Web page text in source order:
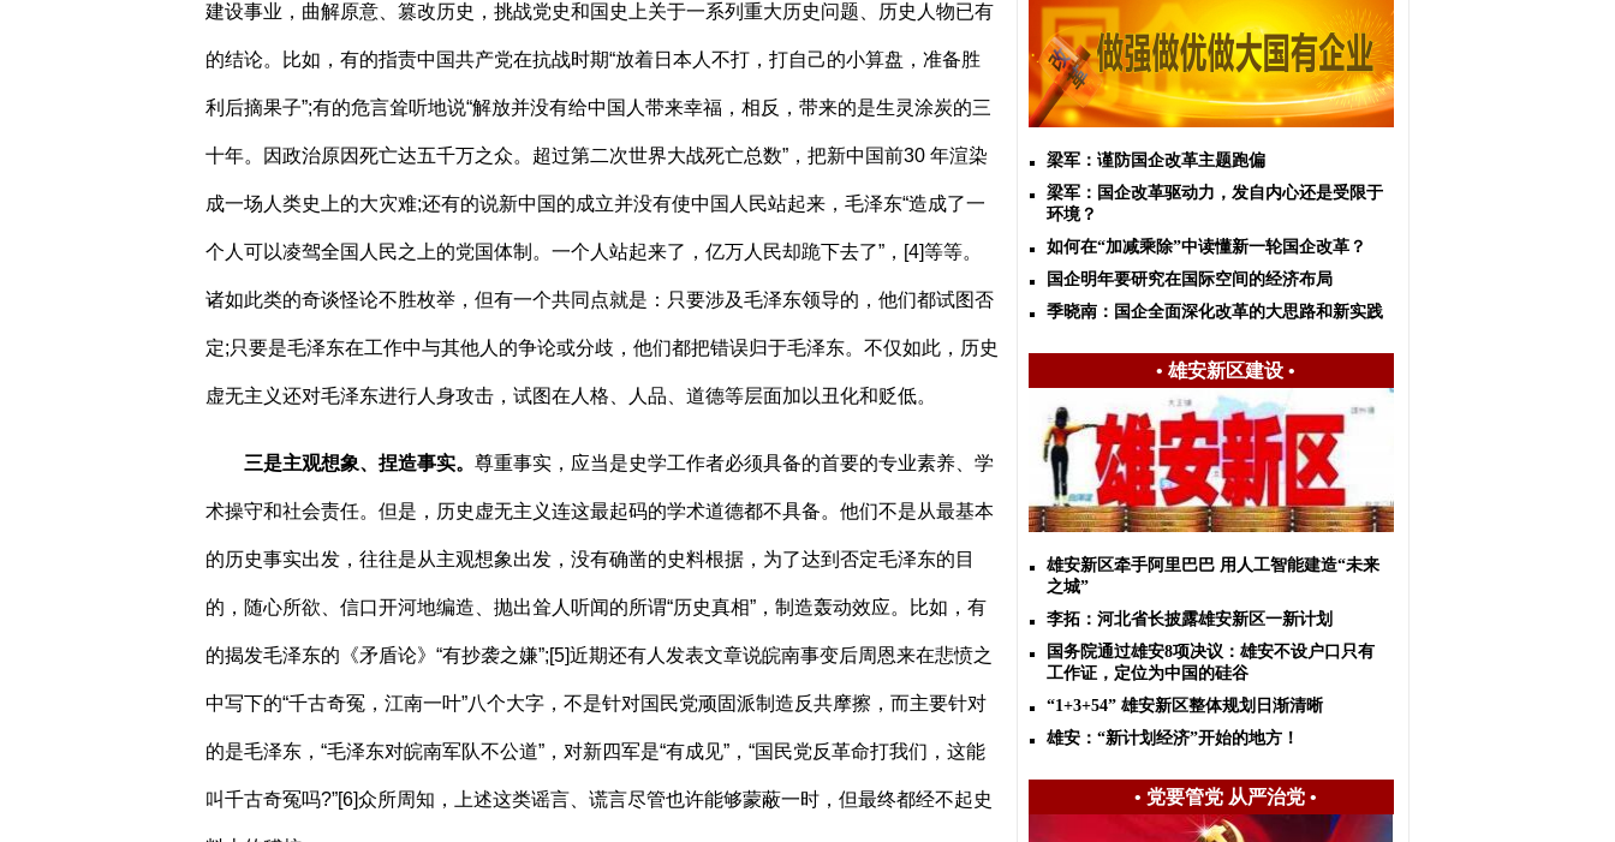
建设事业，曲解原意、篡改历史，挑战党史和国史上关于一系列重大历史问题、历史人物已有
的结论。比如，有的指责中国共产党在抗战时期“放着日本人不打，打自己的小算盘，准备胜
利后摘果子”;有的危言耸听地说“解放并没有给中国人带来幸福，相反，带来的是生灵涂炭的三
十年。因政治原因死亡达五千万之众。超过第二次世界大战死亡总数”，把新中国前30 年渲染
成一场人类史上的大灾难;还有的说新中国的成立并没有使中国人民站起来，毛泽东“造成了一
个人可以凌驾全国人民之上的党国体制。一个人站起来了，亿万人民却跪下去了”， [4]等等。
诸如此类的奇谈怪论不胜枚举，但有一个共同点就是：只要涉及毛泽东领导的，他们都试图否
定;只要是毛泽东在工作中与其他人的争论或分歧，他们都把错误归于毛泽东。不仅如此，历史
虚无主义还对毛泽东进行人身攻击，试图在人格、人品、道德等层面加以丑化和贬低。
三是主观想象、捏造事实。 尊重事实，应当是史学工作者必须具备的首要的专业素养、学
术操守和社会责任。但是，历史虚无主义连这最起码的学术道德都不具备。他们不是从最基本
的历史事实出发，往往是从主观想象出发，没有确凿的史料根据，为了达到否定毛泽东的目
的，随心所欲、信口开河地编造、抛出耸人听闻的所谓“历史真相”，制造轰动效应。比如，有
的揭发毛泽东的《矛盾论》“有抄袭之嫌”;[5]近期还有人发表文章说皖南事变后周恩来在悲愤之
中写下的“千古奇冤，江南一叶”八个大字，不是针对国民党顽固派制造反共摩擦，而主要针对
的是毛泽东，“毛泽东对皖南军队不公道”，对新四军是“有成见”，“国民党反革命打我们，这能
叫千古奇冤吗?”[6]众所周知，上述这类谣言、谎言尽管也许能够蒙蔽一时，但最终都经不起史
梁军：谨防国企改革主题跑偏
梁军：国企改革驱动力，发自内心还是受限于
环境？
如何在“加减乘除”中读懂新一轮国企改革？
国企明年要研究在国际空间的经济布局
季晓南：国企全面深化改革的大思路和新实践
• 雄安新区建设•
雄安新区牵手阿里巴巴 用人工智能建造“未来
之城”
李拓：河北省长披露雄安新区一新计划
国务院通过雄安8项决议：雄安不设户口只有
工作证，定位为中国的硅谷
“1+3+54” 雄安新区整体规划日渐清晰
雄安：“新计划经济”开始的地方！
• 党要管党 从严治党•